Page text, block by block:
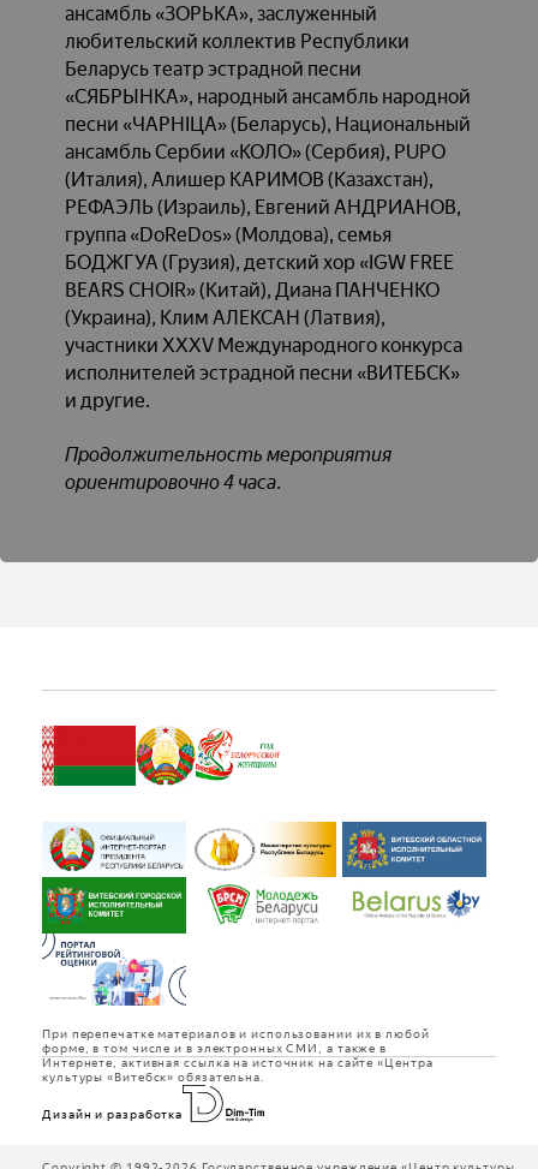
ансамбль «ЗОРЬКА», заслуженный
любительский коллектив Республики
Беларусь театр эстрадной песни
«СЯБРЫНКА», народный ансамбль народной
песни «ЧАРНІЦА» (Беларусь), Национальный
ансамбль Сербии «КОЛО» (Сербия), PUPO
(Италия), Алишер КАРИМОВ (Казахстан),
РЕФАЭЛЬ (Израиль), Евгений АНДРИАНОВ,
группа «DoReDos» (Молдова), семья
БОДЖГУА (Грузия), детский хор «IGW FREE
BEARS CHOIR» (Китай), Диана ПАНЧЕНКО
(Украина), Клим АЛЕКСАН (Латвия),
участники XXXV Международного конкурса
исполнителей эстрадной песни «ВИТЕБСК»
и другие.
Продолжительность мероприятия
ориентировочно 4 часа.
При перепечатке материалов и использовании их в любой
форме, в том числе и в электронных СМИ, а также в
Интернете, активная ссылка на источник на сайте «Центра
культуры «Витебск» обязательна.
Дизайн и разработка